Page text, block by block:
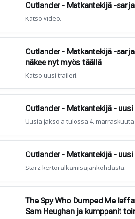
Outlander - Matkantekijä -
Katso video.
Outlander - Matkantekijä -
näkee nyt myös täällä
Katso uusi traileri.
Outlander - Matkantekijä -
Uusia jaksoja tulossa 4.
Outlander - Matkantekijä -
Starz kertoi alkamisajankohdasta.
The Spy Who Dumped Me
Sam Heughan ja kumppanit